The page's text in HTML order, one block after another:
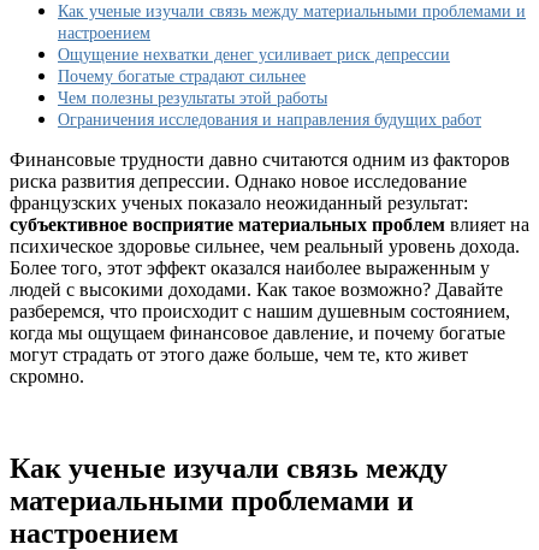
на
депрессии
богатых
и
бедных
Как ученые изучали связь между материальными проблемами и
настроением
Ощущение нехватки денег усиливает риск депрессии
Почему богатые страдают сильнее
Чем полезны результаты этой работы
Ограничения исследования и направления будущих работ
Финансовые трудности давно считаются одним из факторов
риска развития депрессии. Однако новое исследование
французских ученых показало неожиданный результат:
субъективное восприятие материальных проблем влияет на
психическое здоровье сильнее, чем реальный уровень дохода.
Более того, этот эффект оказался наиболее выраженным у
людей с высокими доходами. Как такое возможно? Давайте
разберемся, что происходит с нашим душевным состоянием,
когда мы ощущаем финансовое давление, и почему богатые
могут страдать от этого даже больше, чем те, кто живет
скромно.
Как ученые изучали связь между
материальными проблемами и
настроением